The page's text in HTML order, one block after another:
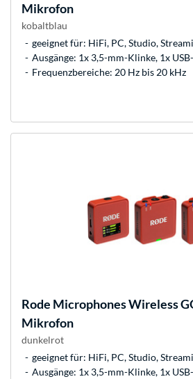
Mikrofon
kobaltblau
geeignet für: HiFi, PC, Studio,
Ausgänge: 1x 3,5-mm-Klinke, 1x
Frequenzbereiche: 20 Hz bis 20 kHz
Rode MicrophonesWireless
Mikrofon
dunkelrot
geeignet für: HiFi, PC, Studio,
Ausgänge: 1x 3,5-mm-Klinke, 1x